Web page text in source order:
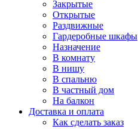
Закрытые
Открытые
Раздвижные
Гардеробные шкафы
Назначение
В комнату
В нишу
В спальню
В частный дом
На балкон
Доставка и оплата
Как сделать заказ